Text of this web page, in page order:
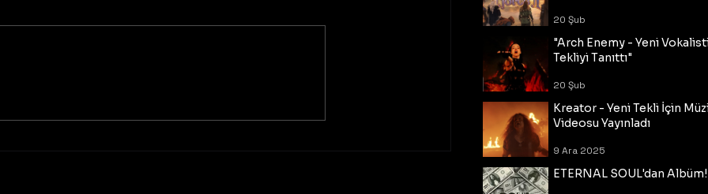
20 Şub
"Arch Enemy - Yeni
Tekliyi Tanıttı"
20 Şub
Kreator - Yeni Tekli İçin
Videosu Yayınladı
9 Ara 2025
ETERNAL SOUL'dan Albüm!